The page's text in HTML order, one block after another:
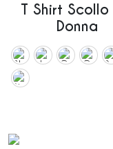
T Shirt Scollo
Donna